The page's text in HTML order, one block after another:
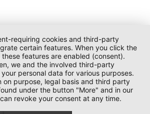
requiring cookies and third-party
certain features. When you click the
features are enabled (consent).
we and the involved third-party
personal data for various purposes.
on purpose, legal basis and third party
under the button "More" and in our
revoke your consent at any time.